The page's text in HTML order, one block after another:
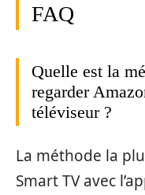
FAQ
Quelle est la
regarder
téléviseur ?
La méthode la
Smart TV avec